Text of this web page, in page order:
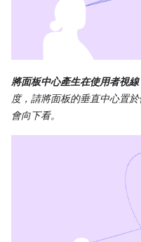
將面板中心產生在使用者視
度，請將面板的垂直中心置
會向下看。